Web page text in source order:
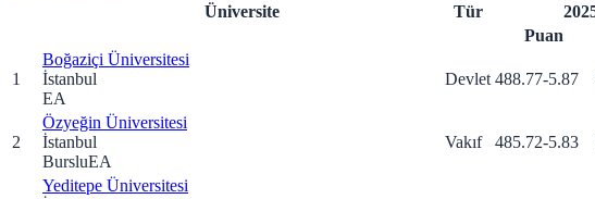
Üniversite
Tür
Puan
1
Boğaziçi Üniversitesi
İstanbul
EA
Devlet 488.77-5.87
2
Özyeğin Üniversitesi
İstanbul
BursluEA
Vakıf 485.72-5.83
Yeditepe Üniversitesi